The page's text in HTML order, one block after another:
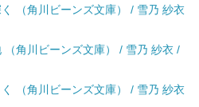
（角川ビーンズ文庫） / 雪乃 紗衣
角川ビーンズ文庫） / 雪乃 紗衣 /
（角川ビーンズ文庫） / 雪乃 紗衣